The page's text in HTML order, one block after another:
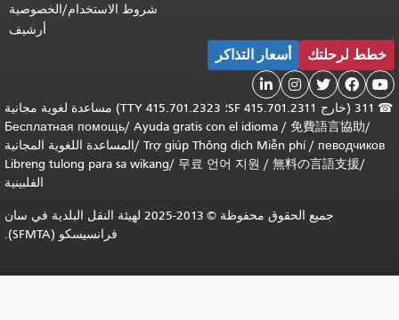
شروط الاستخدام/الخصوصية
أرشيف
خطط لرحلتك أسعار التذاكر





☎
311 (خارج SF 415.701.2311؛ TTY 415.701.2323) مساعدة لغوية مجانية
/
免費語言協助
/
Ayuda gratis con el idioma
/
Бесплатная помощь
певодчиков
/
Trợ giúp Thông dịch Miễn phí
/المساعدة اللغوية المجانية
/
無料の言語支援
/
무료 언어 지원
/
Libreng tulong para sa wikang
الفلبينية
جميع الحقوق محفوظة © 2013-2025 لهيئة النقل البلدية في سان
فرانسيسكو (SFMTA).